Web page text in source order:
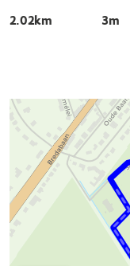
2.02km 3m